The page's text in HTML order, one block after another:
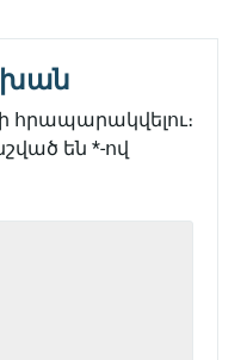
հրապարակվելու։
են *-ով